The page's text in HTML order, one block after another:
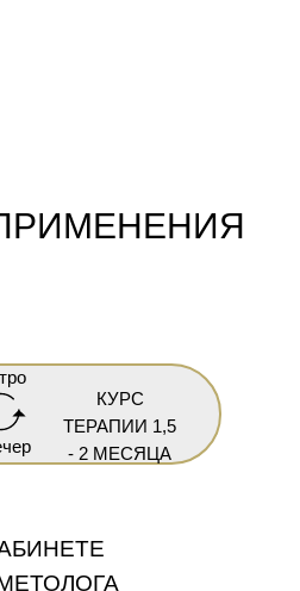
КУРС
ТЕРАПИИ 1,5
- 2 МЕСЯЦА